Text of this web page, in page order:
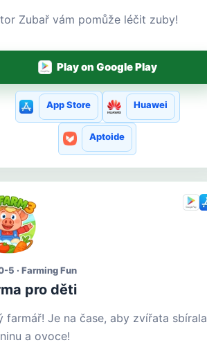
Zubař vám pomůže léčit zuby!
Play on Google Play
App Store Huawei
Aptoide
5 · Farming Fun
pro děti
farmář! Je na čase, aby zvířata sbírala
a ovoce!